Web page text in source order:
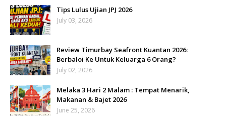
Tips Lulus Ujian JPJ 2026
July 03, 2026
Review Timurbay Seafront Kuantan 2026:
Berbaloi Ke Untuk Keluarga 6 Orang?
July 02, 2026
Melaka 3 Hari 2 Malam : Tempat Menarik,
Makanan & Bajet 2026
June 25, 2026